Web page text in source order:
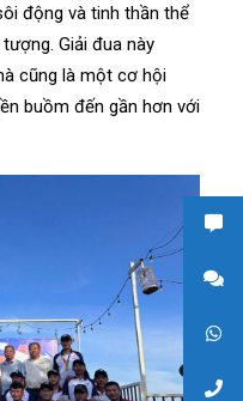
động và tinh thần thể
Giải đua này
cũng là một cơ hội
buồm đến gần hơn với